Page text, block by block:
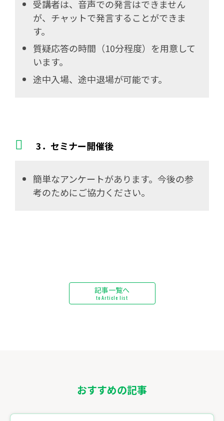
受講者は、音声での発言はできません
が、チャットで発言することができま
す。
質疑応答の時間（10分程度）を用意して
います。
途中入場、途中退場が可能です。
3．セミナー開催後
簡単なアンケートがあります。今後の参
考のためにご協力ください。
記事一覧へ
to Article list
おすすめの記事